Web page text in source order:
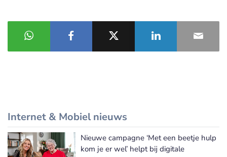
Internet & Mobiel nieuws
Meer Internet & Mobiel nieuws
Nieuwe campagne ‘Met een beetje hulp
kom je er wel’ helpt bij digitale